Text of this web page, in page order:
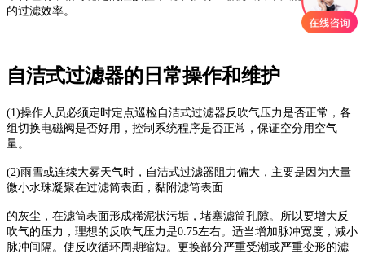
的过滤效率。
自洁式过滤器的日常操作和维护
(1)操作人员必须定时定点巡检自洁式过滤器反吹气压力是否正常，各
组切换电磁阀是否好用，控制系统程序是否正常，保证空分用空气
量。
(2)雨雪或连续大雾天气时，自洁式过滤器阻力偏大，主要是因为大量
微小水珠凝聚在过滤简表面，黏附滤筒表面
的灰尘，在滤筒表面形成稀泥状污垢，堵塞滤筒孔隙。所以要增大反
吹气的压力，理想的反吹气压力是0.75左右。适当增加脉冲宽度，减小
脉冲间隔。使反吹循环周期缩短。更换部分严重受潮或严重变形的滤